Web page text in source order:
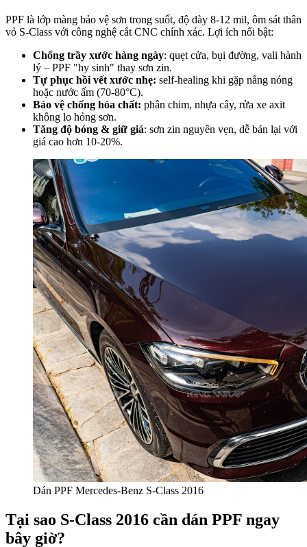
PPF là lớp màng bảo vệ sơn trong suốt, độ dày 8-12 mil, ôm sát thân
vỏ S-Class với công nghệ cắt CNC chính xác. Lợi ích nổi bật:
Chống trầy xước hàng ngày: quẹt cửa, bụi đường, vali hành
lý – PPF "hy sinh" thay sơn zin.
Tự phục hồi vết xước nhẹ: self-healing khi gặp nắng nóng
hoặc nước ấm (70-80°C).
Bảo vệ chống hóa chất: phân chim, nhựa cây, rửa xe axit
không lo hỏng sơn.
Tăng độ bóng & giữ giá: sơn zin nguyên vẹn, dễ bán lại với
giá cao hơn 10-20%.
Dán PPF Mercedes-Benz S-Class 2016
Tại sao S-Class 2016 cần dán PPF ngay
bây giờ?